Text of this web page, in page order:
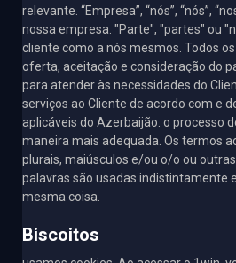
relevante. “Empresa”, “nós”, “nós”,
nossa empresa. "Parte", "partes" ou
cliente como a nós mesmos. Todos
oferta, aceitação e consideração do
para atender às necessidades do
serviços ao Cliente de acordo com e
aplicáveis ​​do Azerbaijão. o processo
maneira mais adequada. Os termos
plurais, maiúsculos e/ou o/o ou
palavras são usadas indistintamente
mesma coisa.
Biscoitos